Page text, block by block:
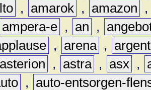
, amarok , amazon
ampera-e , an ,
, arena ,
asterion , astra , asx ,
,
auto-entsorgen-